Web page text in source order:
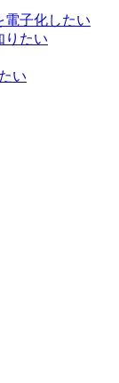
電子化したい
りたい
い